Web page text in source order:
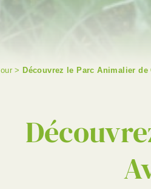
> Découvrez le Parc Animalier